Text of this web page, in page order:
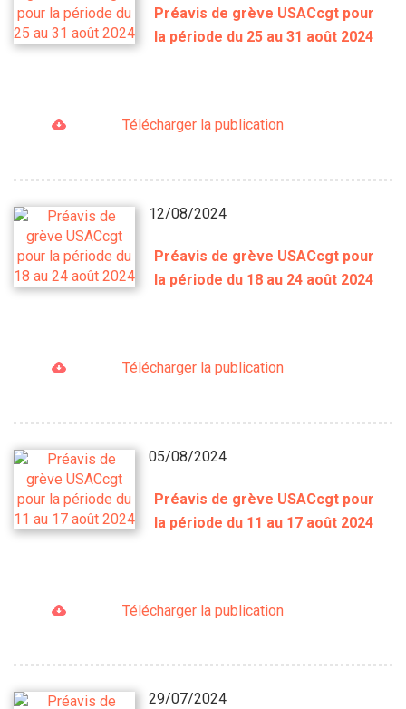
Préavis de grève USACcgt pour
la période du 25 au 31 août 2024
Télécharger la publication
12/08/2024
Préavis de grève USACcgt pour
la période du 18 au 24 août 2024
Télécharger la publication
05/08/2024
Préavis de grève USACcgt pour
la période du 11 au 17 août 2024
Télécharger la publication
29/07/2024